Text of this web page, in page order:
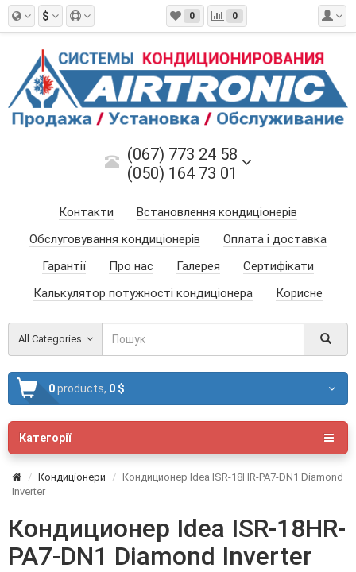
$ 0 0
(067) 773 24 58
(050) 164 73 01
Контакти
Встановлення кондиціонерів
Обслуговування кондиціонерів
Оплата і доставка
Гарантії
Про нас Галерея
Сертифікати
Калькулятор потужності кондиціонера
Корисне
All Categories
0products, 0 $
Категорії
Кондиціонери
Кондиционер Idea ISR-18HR-PA7-DN1 Diamond
Inverter
Кондиционер Idea ISR-18HR-
PA7-DN1 Diamond Inverter